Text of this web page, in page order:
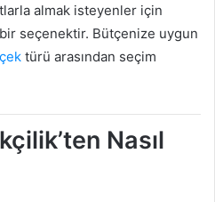
almak isteyenler için
seçenektir. Bütçenize uygun
türü arasından seçim
Nasıl